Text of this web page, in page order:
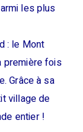
les plus
: le Mont
première fois
Grâce à sa
village de
entier !